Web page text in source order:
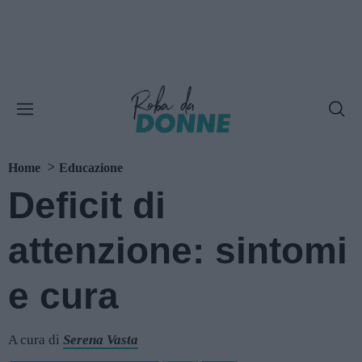
Home Educazione
Deficit di
attenzione: sintomi
e cura
A cura di Serena Vasta